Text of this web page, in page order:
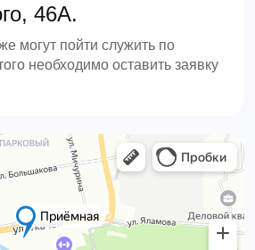
46А.
могут пойти служить по
необходимо оставить заявку